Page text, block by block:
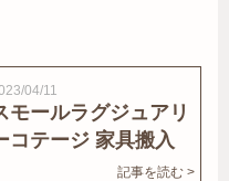
04/11
モールラグジュアリ
コテージ 家具搬入
記事を読む >